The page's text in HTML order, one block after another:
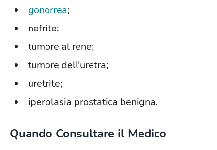
gonorrea;
nefrite;
tumore al rene;
tumore dell'uretra;
uretrite;
iperplasia prostatica benigna.
Quando Consultare il Medico